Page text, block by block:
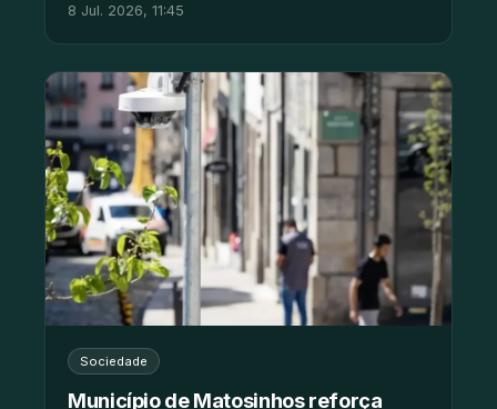
8 Jul. 2026, 11:45
Sociedade
Município de Matosinhos reforça